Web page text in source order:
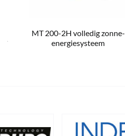
€ 296,00 * € 249,00 *
MT 200-2H volledig zonne-
energiesysteem